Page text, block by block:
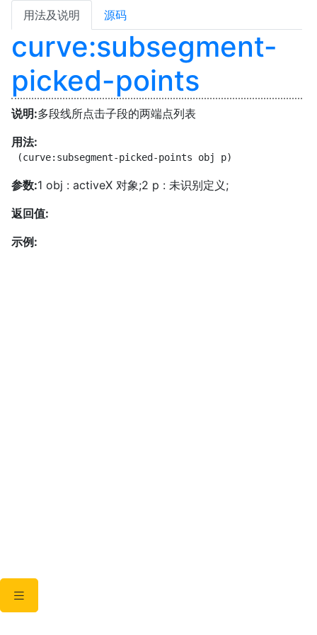
用法及说明 源码
curve:subsegment-
picked-points
说明:多段线所点击子段的两端点列表
用法:
(curve:subsegment-picked-points obj p)
参数:1 obj : activeX 对象;2 p : 未识别定义;
返回值:
示例: